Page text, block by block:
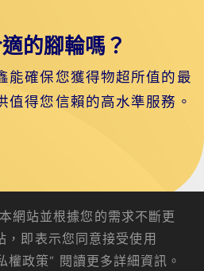
的腳輪嗎？
能確保您獲得物超所值的最
值得您信賴的高水準服務。
網站並根據您的需求不斷更
即表示您同意接受使用
權政策” 閱讀更多詳細資訊。